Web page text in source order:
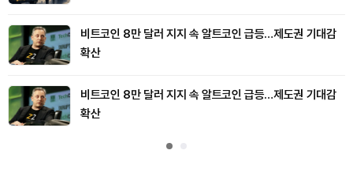
비트코인 8만 달러 지지 속 알트코인 급등…제도권 기대감
확산
비트코인 8만 달러 지지 속 알트코인 급등…제도권 기대감
확산